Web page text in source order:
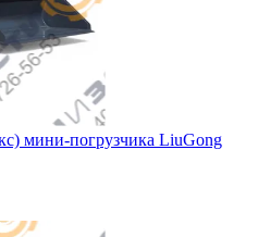
мини-погрузчика LiuGong